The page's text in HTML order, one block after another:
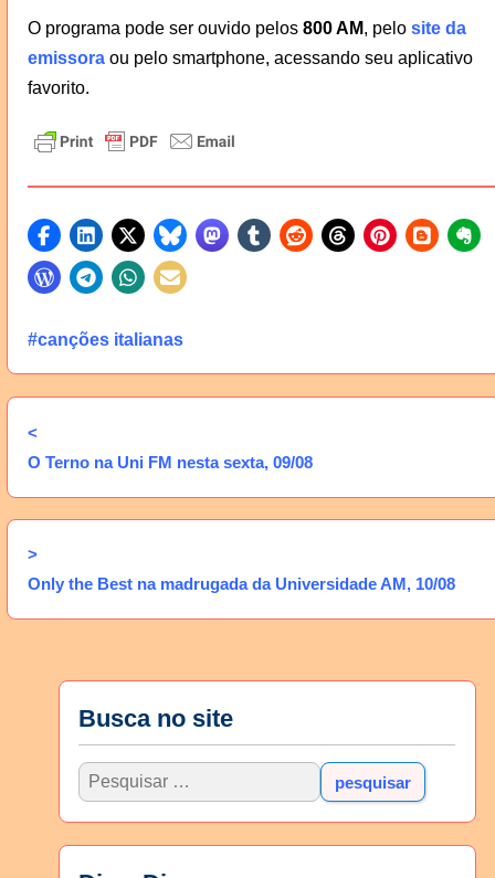
O programa pode ser ouvido pelos 800 AM, pelo site da
emissoraou pelo smartphone, acessando seu aplicativo
favorito.
#canções italianas
<
O Terno na Uni FM nesta sexta, 09/08
>
Only the Best na madrugada da Universidade AM, 10/08
Busca no site